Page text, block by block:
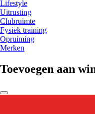
Lifestyle
Uitrusting
Clubruimte
Fysiek training
Opruiming
Merken
Toevoegen aan